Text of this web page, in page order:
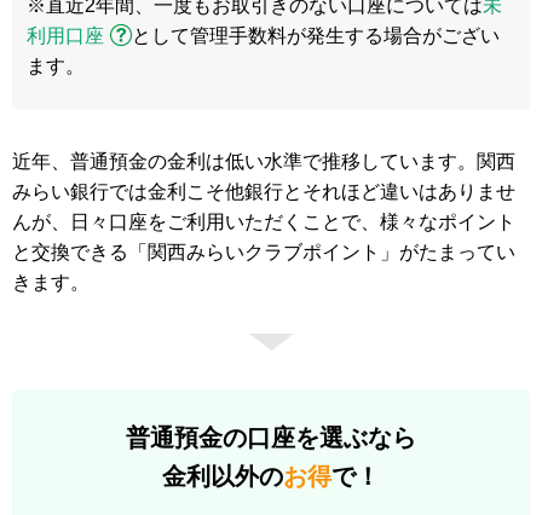
※直近2年間、一度もお取引きのない口座については未
利用口座
として管理手数料が発生する場合がござい
ます。
近年、普通預金の金利は低い水準で推移しています。関西
みらい銀行では金利こそ他銀行とそれほど違いはありませ
んが、日々口座をご利用いただくことで、様々なポイント
と交換できる「関西みらいクラブポイント」がたまってい
きます。
普通預金の口座を選ぶなら
金利以外のお得で！